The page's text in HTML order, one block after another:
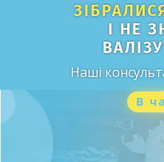
І НЕ
Наші
В